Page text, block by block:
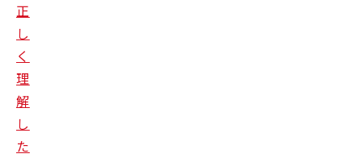
正
し
く
理
解
し
た